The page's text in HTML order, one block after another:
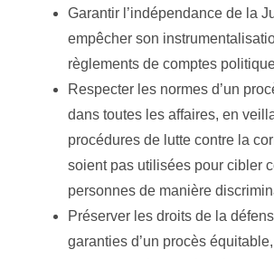
Garantir l’indépendance de la
empêcher son
règlements de comptes
Respecter les normes d’un
dans toutes les affaires, en
procédures de lutte contre la
soient pas utilisées pour cibler
personnes de manière
Préserver les droits de la
garanties d’un procès